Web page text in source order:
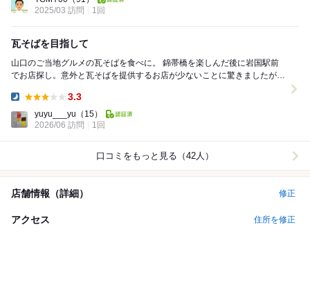
2025/03 訪問
1回
瓦そばを目指して
山口のご当地グルメの瓦そばを食べに。 錦帯橋を楽しんだ後に岩国駅前
でお店探し。意外と瓦そばを提供するお店が少ないことに驚きましたがこ
3.3
yuyu___yu （15）
2026/06 訪問
1回
口コミをもっと見る（42人）
店舗情報（詳細） 修正
アクセス 住所を修正